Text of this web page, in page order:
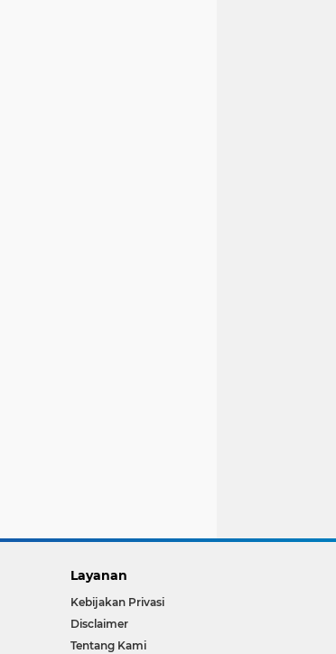
Layanan
Kebijakan Privasi
Disclaimer
Tentang Kami